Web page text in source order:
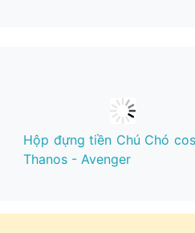
Hộp đựng tiền Chú Chó
Thanos - Avenger